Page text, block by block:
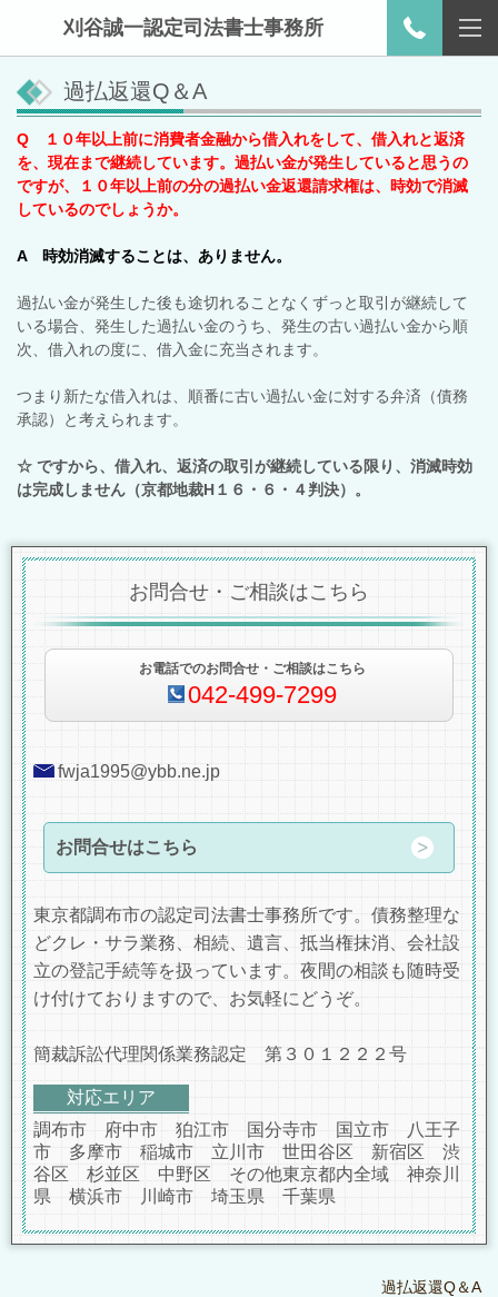
刈谷誠一認定司法書士事務所
過払返還Q＆A
Q １０年以上前に消費者金融から借入れをして、借入れと返済
を、現在まで継続しています。過払い金が発生していると思うの
ですが、１０年以上前の分の過払い金返還請求権は、時効で消滅
しているのでしょうか。
A 時効消滅することは、ありません。
過払い金が発生した後も途切れることなくずっと取引が継続して
いる場合、発生した過払い金のうち、発生の古い過払い金から順
次、借入れの度に、借入金に充当されます。
つまり新たな借入れは、順番に古い過払い金に対する弁済（債務
承認）と考えられます。
☆ ですから、借入れ、返済の取引が継続している限り、消滅時効
は完成しません（京都地裁H１６・６・４判決）。
お問合せ・ご相談はこちら
お電話でのお問合せ・ご相談はこちら
042-499-7299
fwja1995@ybb.ne.jp
お問合せはこちら
東京都調布市の認定司法書士事務所です。債務整理な
どクレ・サラ業務、相続、遺言、抵当権抹消、会社設
立の登記手続等を扱っています。夜間の相談も随時受
け付けておりますので、お気軽にどうぞ。
簡裁訴訟代理関係業務認定 第３０１２２２号
対応エリア
調布市 府中市 狛江市 国分寺市 国立市 八王子
市 多摩市 稲城市 立川市 世田谷区 新宿区 渋
谷区 杉並区 中野区 その他東京都内全域 神奈川
県 横浜市 川崎市 埼玉県 千葉県
過払返還Q＆A